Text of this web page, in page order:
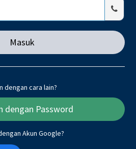
Masuk
dengan cara lain?
dengan Password
Akun Google?